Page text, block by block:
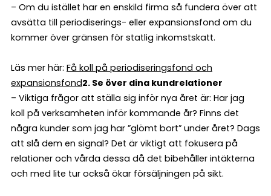
– Om du istället har en enskild firma så fundera över att
avsätta till periodiserings- eller expansionsfond om du
kommer över gränsen för statlig inkomstskatt.
Läs mer här: Få koll på periodiseringsfond och
expansionsfond2. Se över dina kundrelationer
– Viktiga frågor att ställa sig inför nya året är: Har jag
koll på verksamheten inför kommande år? Finns det
några kunder som jag har ”glömt bort” under året? Dags
att slå dem en signal? Det är viktigt att fokusera på
relationer och vårda dessa då det bibehåller intäkterna
och med lite tur också ökar försäljningen på sikt.